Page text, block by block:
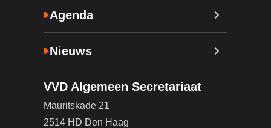
Agenda
Nieuws
VVD Algemeen Secretariaat
Mauritskade 21
2514 HD Den Haag